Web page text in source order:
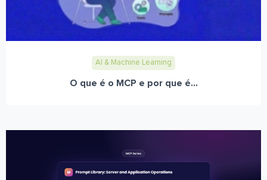
AI & Machine Learning
O que é o MCP e por que é...